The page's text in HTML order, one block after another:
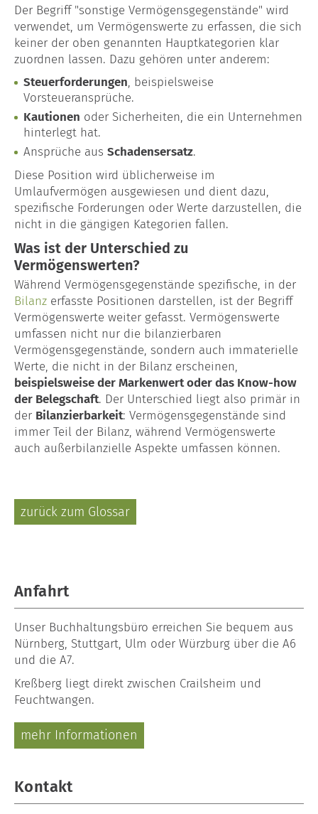
Der Begriff "sonstige Vermögensgegenstände" wird
verwendet, um Vermögenswerte zu erfassen, die sich
keiner der oben genannten Hauptkategorien klar
zuordnen lassen. Dazu gehören unter anderem:
Steuerforderungen, beispielsweise
Vorsteueransprüche.
Kautionen oder Sicherheiten, die ein Unternehmen
hinterlegt hat.
Ansprüche aus Schadensersatz.
Diese Position wird üblicherweise im
Umlaufvermögen ausgewiesen und dient dazu,
spezifische Forderungen oder Werte darzustellen, die
nicht in die gängigen Kategorien fallen.
Was ist der Unterschied zu
Vermögenswerten?
Während Vermögensgegenstände spezifische, in der
Bilanz erfasste Positionen darstellen, ist der Begriff
Vermögenswerte weiter gefasst. Vermögenswerte
umfassen nicht nur die bilanzierbaren
Vermögensgegenstände, sondern auch immaterielle
Werte, die nicht in der Bilanz erscheinen,
beispielsweise der Markenwert oder das Know-how
der Belegschaft. Der Unterschied liegt also primär in
der Bilanzierbarkeit: Vermögensgegenstände sind
immer Teil der Bilanz, während Vermögenswerte
auch außerbilanzielle Aspekte umfassen können.
zurück zum Glossar
Anfahrt
Unser Buchhaltungsbüro erreichen Sie bequem aus
Nürnberg, Stuttgart, Ulm oder Würzburg über die A6
und die A7.
Kreßberg liegt direkt zwischen Crailsheim und
Feuchtwangen.
mehr Informationen
Kontakt